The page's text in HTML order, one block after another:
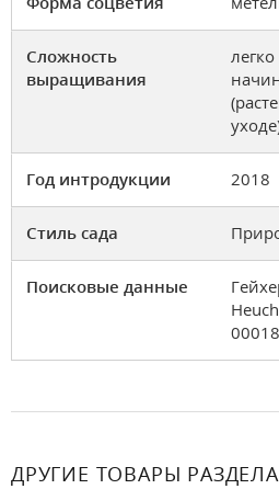
Сложность
выращивания
Год интродукции 2018
Стиль сада
Поисковые данные
ДРУГИЕ ТОВАРЫ